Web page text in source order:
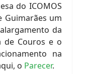
do ICOMOS
Guimarães um
da
de Couros e o
na
o Parecer.